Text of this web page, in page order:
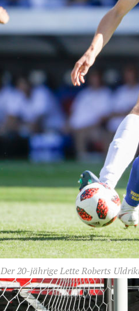
Der 20-jährige Lette Roberts